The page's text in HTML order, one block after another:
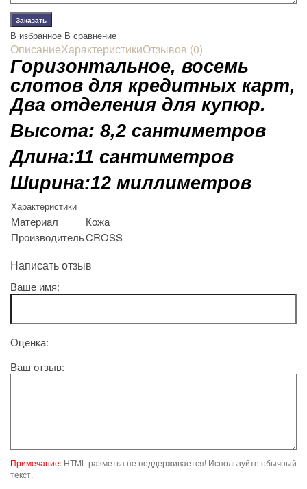
В избранное В сравнение
ОписаниеХарактеристикиОтзывов (0)
Горизонтальное, восемь
слотов для кредитных карт,
Два отделения для купюр.
Высота: 8,2 сантиметров
Длина:11 сантиметров
Ширина:12 миллиметров
Характеристики
Материал
Кожа
ПроизводительCROSS
Написать отзыв
Ваше имя:
Оценка:
Ваш отзыв:
Примечание: HTML разметка не поддерживается! Используйте обычный
текст.